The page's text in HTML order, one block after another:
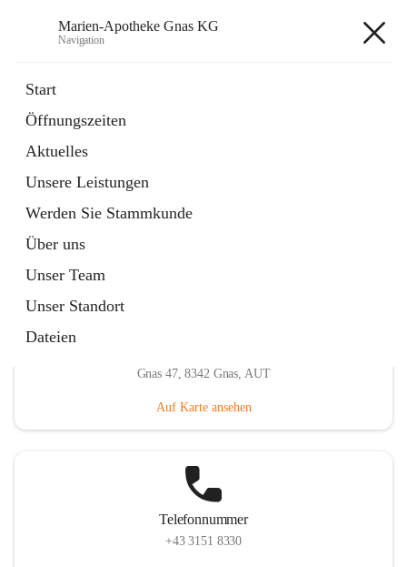
Marien-Apotheke Gnas KG
Navigation
Start
Öffnungszeiten
Aktuelles
Unsere Leistungen
Werden Sie Stammkunde
Über uns
Unser Team
Unser Standort
Dateien
Externe Webseite
in
Tab
Ärztliche Bereitschaftsdienste
Externe Webseite
öffnet
in
neuem
Tab
Gnas 47, 8342 Gnas, AUT
Auf Karte ansehen
Telefonnummer
+43 3151 8330